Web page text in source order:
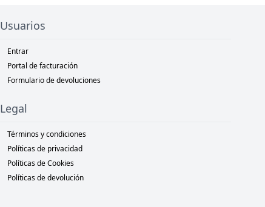
Usuarios
Entrar
Portal de facturación
Formulario de devoluciones
Legal
Términos y condiciones
Políticas de privacidad
Políticas de Cookies
Políticas de devolución